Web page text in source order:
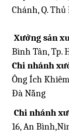
Chánh, Q.
Xưởng sản
Bình Tân, Tp.
Chi nhánh
Ông Ích
Đà Nẵng
Chi nhánh
16, An